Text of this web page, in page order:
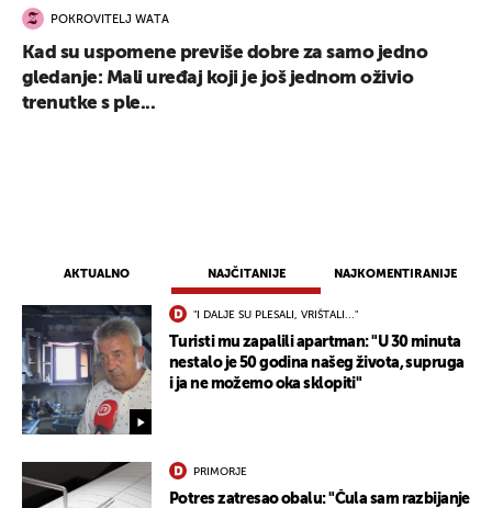
AKTUALNO NAJČITANIJE NAJKOMENTIRANIJE
"I DALJE SU PLESALI, VRIŠTALI..."
Turisti mu zapalili apartman: "U 30 minuta
nestalo je 50 godina našeg života, supruga
i ja ne možemo oka sklopiti"
PRIMORJE
Potres zatresao obalu: "Čula sam razbijanje
POKROVITELJ WATA
Kad su uspomene previše dobre za samo jedno
gledanje: Mali uređaj koji je još jednom oživio
trenutke s ple...